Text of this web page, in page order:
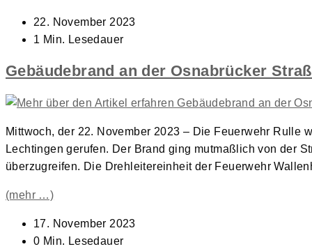
Beitrag
veröffentlicht:
22. November 2023
Lesedauer:
1 Min. Lesedauer
Gebäudebrand an der Osnabrücker
Mittwoch, der 22. November 2023 – Die Feuerwehr Rulle
Lechtingen gerufen. Der Brand ging mutmaßlich von der
überzugreifen. Die Drehleitereinheit der Feuerwehr
(mehr …)
Beitrag
veröffentlicht:
17. November 2023
Lesedauer:
0 Min. Lesedauer